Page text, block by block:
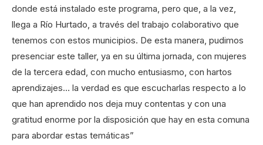
donde está instalado este programa, pero que, a la vez,
llega a Río Hurtado, a través del trabajo colaborativo que
tenemos con estos municipios. De esta manera, pudimos
presenciar este taller, ya en su última jornada, con mujeres
de la tercera edad, con mucho entusiasmo, con hartos
aprendizajes… la verdad es que escucharlas respecto a lo
que han aprendido nos deja muy contentas y con una
gratitud enorme por la disposición que hay en esta comuna
para abordar estas temáticas”